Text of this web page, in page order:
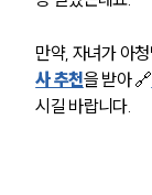
만약, 자녀가 아
사 추천을 받아 🔗
시길 바랍니다.